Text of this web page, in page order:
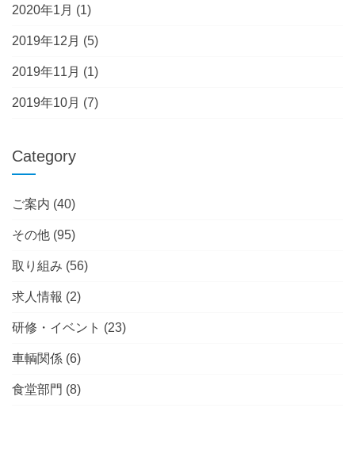
2020年1月 (1)
2019年12月 (5)
2019年11月 (1)
2019年10月 (7)
Category
ご案内 (40)
その他 (95)
取り組み (56)
求人情報 (2)
研修・イベント (23)
車輌関係 (6)
食堂部門 (8)